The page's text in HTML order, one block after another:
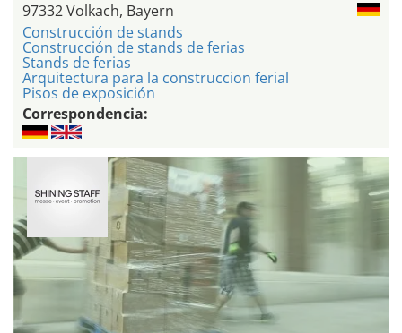
97332 Volkach, Bayern
Construcción de stands
Construcción de stands de ferias
Stands de ferias
Arquitectura para la construccion ferial
Pisos de exposición
Correspondencia: